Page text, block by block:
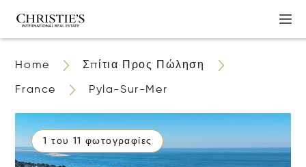
Home Σπίτια Προς Πώληση
France Pyla-Sur-Mer
1 του 11 φωτογραφίες